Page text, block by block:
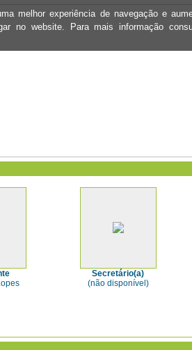
melhor experiência de navegação e
no website. Para mais informação
Secretário(a)
(não disponível)